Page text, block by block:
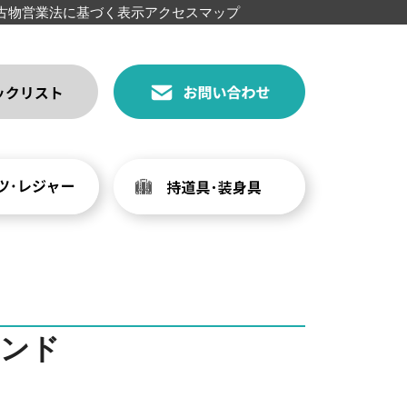
物営業法に基づく表示アクセスマップ
ド